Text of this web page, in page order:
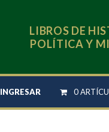
LIBROS DE
POLÍTICA Y
INGRESAR 0